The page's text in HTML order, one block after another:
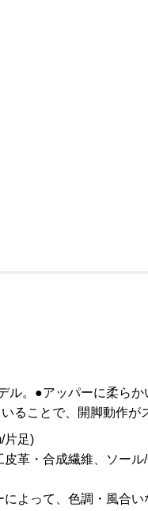
ル。●アッパーに柔ら
ることで、開脚動作が
片足)
皮革・合成繊維、ソール
よって、色調・風合い